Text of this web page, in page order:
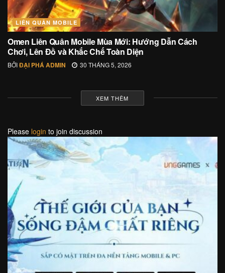
LIÊN QUÂN MOBILE
Omen Liên Quân Mobile Mùa Mới: Hướng Dẫn Cách
Chơi, Lên Đồ và Khắc Chế Toàn Diện
BỞIĐẠI PHÁ ADMIN 30 THÁNG 5, 2026
XEM THÊM
Please login to join discussion